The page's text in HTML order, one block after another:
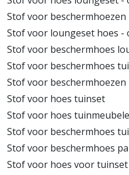
Stof voor
Stof voor loungeset hoes -
Stof voor beschermhoes
Stof voor beschermhoes
Stof voor
Stof voor hoes tuinset
Stof voor hoes
Stof voor beschermhoes
Stof voor beschermhoes
Stof voor hoes voor tuinset